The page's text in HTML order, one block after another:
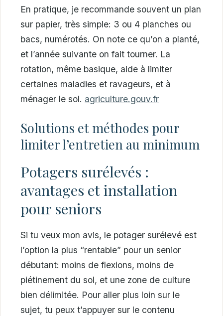
En pratique, je recommande souvent un plan
sur papier, très simple: 3 ou 4 planches ou
bacs, numérotés. On note ce qu’on a planté,
et l’année suivante on fait tourner. La
rotation, même basique, aide à limiter
certaines maladies et ravageurs, et à
ménager le sol. agriculture.gouv.fr
Solutions et méthodes pour
limiter l’entretien au minimum
Potagers surélevés :
avantages et installation
pour seniors
Si tu veux mon avis, le potager surélevé est
l’option la plus “rentable” pour un senior
débutant: moins de flexions, moins de
piétinement du sol, et une zone de culture
bien délimitée. Pour aller plus loin sur le
sujet, tu peux t’appuyer sur le contenu